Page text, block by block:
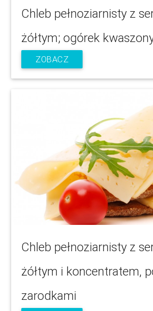
Chleb pełnoziarnisty z
żółtym; ogórek
ZOBACZ
Chleb pełnoziarnisty z
żółtym i koncentratem,
zarodkami